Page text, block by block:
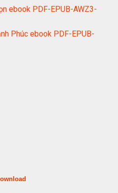
ebook PDF-EPUB-AWZ3-
Phúc ebook PDF-EPUB-